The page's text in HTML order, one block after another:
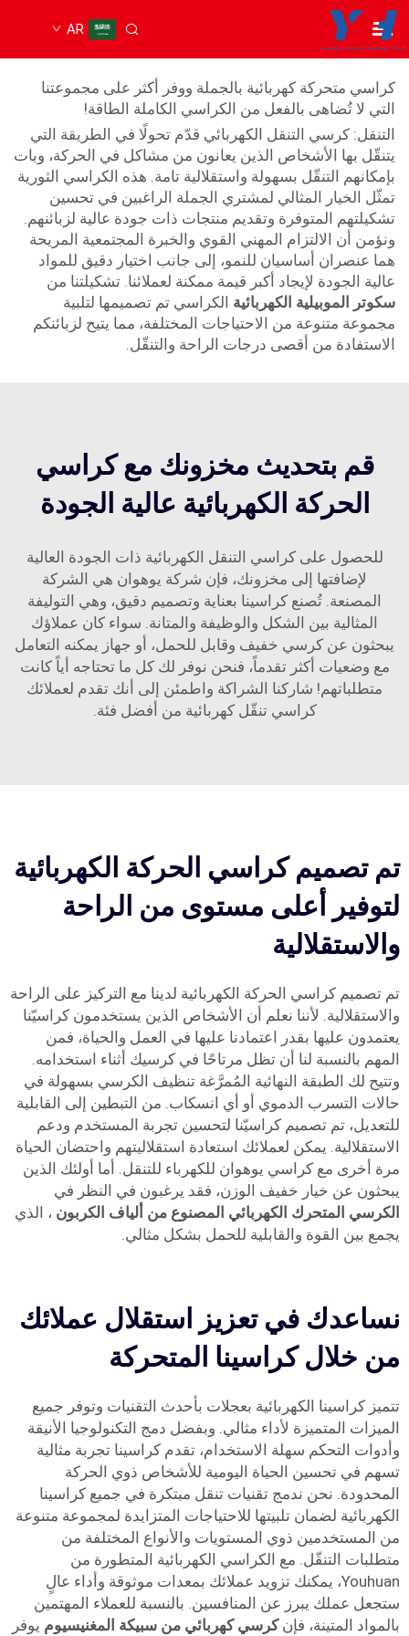
AR كرسي حركة كهربائي
كراسي متحركة كهربائية بالجملة ووفر أكثر على مجموعتنا
التي لا تُضاهى بالفعل من الكراسي الكاملة الطاقة!
التنقل: كرسي التنقل الكهربائي قدّم تحولًا في الطريقة التي
يتنقّل بها الأشخاص الذين يعانون من مشاكل في الحركة، وبات
بإمكانهم التنقّل بسهولة واستقلالية تامة. هذه الكراسي الثورية
تمثّل الخيار المثالي لمشتري الجملة الراغبين في تحسين
تشكيلتهم المتوفرة وتقديم منتجات ذات جودة عالية لزبائنهم.
ونؤمن أن الالتزام المهني القوي والخبرة المجتمعية المريحة
هما عنصران أساسيان للنمو، إلى جانب اختيار دقيق للمواد
عالية الجودة لإيجاد أكبر قيمة ممكنة لعملائنا. تشكيلتنا من
سكوتر الموبيلية الكهربائية الكراسي تم تصميمها لتلبية
مجموعة متنوعة من الاحتياجات المختلفة، مما يتيح لزبائنكم
الاستفادة من أقصى درجات الراحة والتنقّل.
قم بتحديث مخزونك مع كراسي
الحركة الكهربائية عالية الجودة
للحصول على كراسي التنقل الكهربائية ذات الجودة العالية
لإضافتها إلى مخزونك، فإن شركة يوهوان هي الشركة
المصنعة. تُصنع كراسينا بعناية وتصميم دقيق، وهي التوليفة
المثالية بين الشكل والوظيفة والمتانة. سواء كان عملاؤك
يبحثون عن كرسي خفيف وقابل للحمل، أو جهاز يمكنه التعامل
مع وضعيات أكثر تقدماً، فنحن نوفر لك كل ما تحتاجه أياً كانت
متطلباتهم! شاركنا الشراكة واطمئن إلى أنك تقدم لعملائك
كراسي تنقّل كهربائية من أفضل فئة.
تم تصميم كراسي الحركة الكهربائية
لتوفير أعلى مستوى من الراحة
والاستقلالية
تم تصميم كراسي الحركة الكهربائية لدينا مع التركيز على الراحة
والاستقلالية. لأننا نعلم أن الأشخاص الذين يستخدمون كراسيّنا
يعتمدون عليها بقدر اعتمادنا عليها في العمل والحياة، فمن
المهم بالنسبة لنا أن تظل مرتاحًا في كرسيك أثناء استخدامه.
وتتيح لك الطبقة النهائية المُمرَّغة تنظيف الكرسي بسهولة في
حالات التسرب الدموي أو أي انسكاب. من التبطين إلى القابلية
للتعديل، تم تصميم كراسيّنا لتحسين تجربة المستخدم ودعم
الاستقلالية. يمكن لعملائك استعادة استقلاليتهم واحتضان الحياة
مرة أخرى مع كراسي يوهوان للكهرباء للتنقل. أما أولئك الذين
يبحثون عن خيار خفيف الوزن، فقد يرغبون في النظر في
الكرسي المتحرك الكهربائي المصنوع من ألياف الكربون ، الذي
يجمع بين القوة والقابلية للحمل بشكل مثالي.
نساعدك في تعزيز استقلال عملائك
من خلال كراسينا المتحركة
تتميز كراسينا الكهربائية بعجلات بأحدث التقنيات وتوفر جميع
الميزات المتميزة لأداء مثالي. وبفضل دمج التكنولوجيا الأنيقة
وأدوات التحكم سهلة الاستخدام، تقدم كراسينا تجربة مثالية
تسهم في تحسين الحياة اليومية للأشخاص ذوي الحركة
المحدودة. نحن ندمج تقنيات تنقل مبتكرة في جميع كراسينا
الكهربائية لضمان تلبيتها للاحتياجات المتزايدة لمجموعة متنوعة
من المستخدمين ذوي المستويات والأنواع المختلفة من
متطلبات التنقّل. مع الكراسي الكهربائية المتطورة من
Youhuan، يمكنك تزويد عملائك بمعدات موثوقة وأداء عالٍ
ستجعل عملك يبرز عن المنافسين. بالنسبة للعملاء المهتمين
بالمواد المتينة، فإنكرسي كهربائي من سبيكة المغنيسيوم يوفر